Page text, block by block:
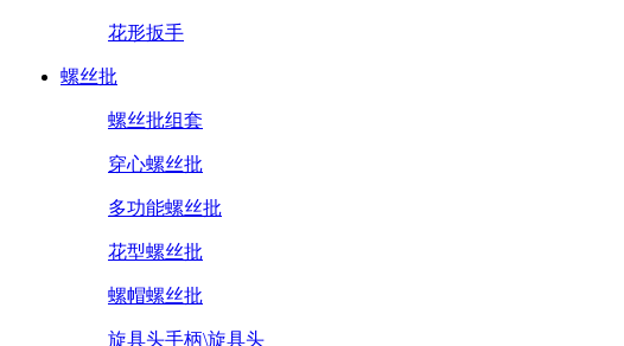
花形扳手
螺丝批
螺丝批组套
穿心螺丝批
多功能螺丝批
花型螺丝批
螺帽螺丝批
旋具头手柄\旋具头